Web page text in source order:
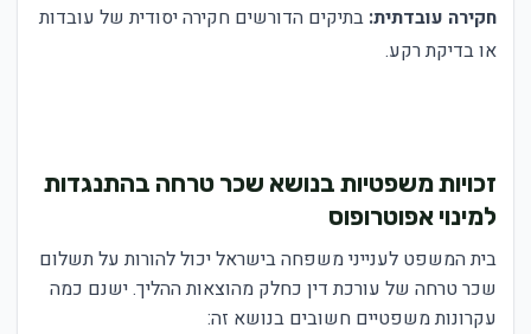
חקירה עובדתית: בתיקים הדורשים חקירה יסודית של עובדות
או בדיקת רקע.
זכויות משפטיות בנושא שכר טרחה בהתנגדות
למינוי אפוטרופוס
בית המשפט לענייני משפחה בישראל יכול להורות על תשלום
שכר טרחה של עורכת דין כחלק מהוצאות ההליך. ישנם כמה
עקרונות משפטיים חשובים בנושא זה: